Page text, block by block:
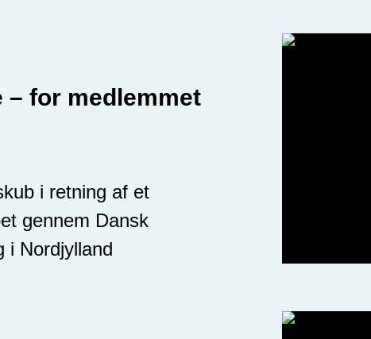
– for medlemmet
i retning af et
gennem Dansk
i Nordjylland